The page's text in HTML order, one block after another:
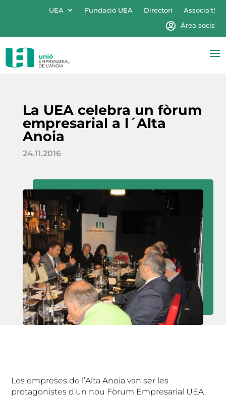
UEA Fundació UEA Directori
Associa’t!
Àrea socis
La UEA celebra un fòrum
empresarial a l´Alta
Anoia
24.11.2016
Les empreses de l’Alta Anoia van ser les
protagonistes d’un nou Fòrum Empresarial UEA,